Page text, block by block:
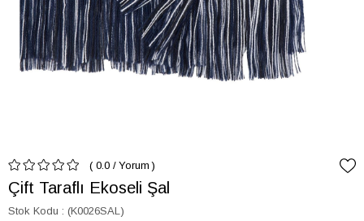
0.0 / Yorum
Çift Taraflı Ekoseli Şal
Stok Kodu (K0026SAL)